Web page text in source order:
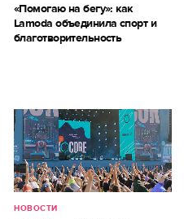
«Помогаю на бегу»: как
Lamoda объединила спорт и
благотворительность
НОВОСТИ